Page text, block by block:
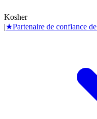
Kosher
|★Partenaire de confiance de